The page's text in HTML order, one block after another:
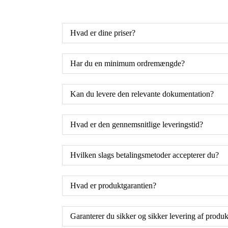
Hvad er dine priser?
Har du en minimum ordremængde?
Kan du levere den relevante dokumentation?
Hvad er den gennemsnitlige leveringstid?
Hvilken slags betalingsmetoder accepterer du?
Hvad er produktgarantien?
Garanterer du sikker og sikker levering af